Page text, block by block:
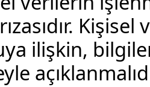
ilişkin,